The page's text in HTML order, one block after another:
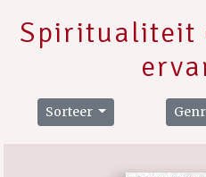
Spiritualiteit
Sorteer